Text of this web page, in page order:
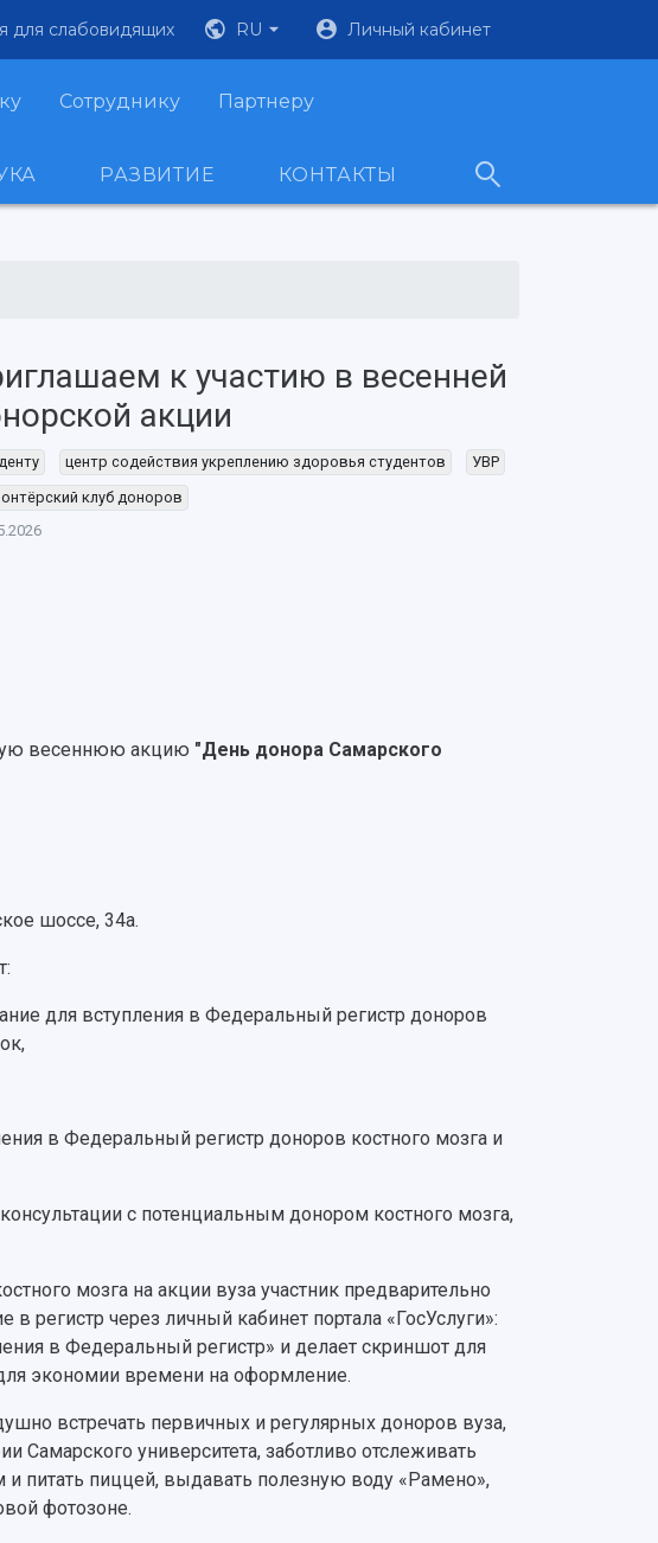
для слабовидящих RU Личный кабинет
Сотруднику Партнеру
РАЗВИТИЕ КОНТАКТЫ
к участию в весенней
акции
центр содействия укреплению здоровья студентов
УВР
клуб доноров
весеннюю акцию "День донора Самарского
шоссе, 34а.
для вступления в Федеральный регистр доноров
в Федеральный регистр доноров костного мозга и
с потенциальным донором костного мозга,
мозга на акции вуза участник предварительно
регистр через личный кабинет портала «ГосУслуги»:
в Федеральный регистр» и делает скриншот для
экономии времени на оформление.
встречать первичных и регулярных доноров вуза,
Самарского университета, заботливо отслеживать
питать пиццей, выдавать полезную воду «Рамено»,
фотозоне.